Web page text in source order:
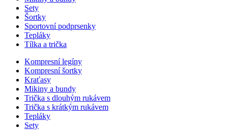
Sety
Šortky
Sportovní podprsenky
Tepláky
Tílka a trička
Kompresní legíny
Kompresní šortky
Kraťasy
Mikiny a bundy
Trička s dlouhým rukávem
Trička s krátkým rukávem
Tepláky
Sety